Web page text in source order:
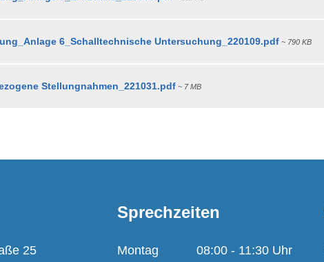
6_Schalltechnische Untersuchung_220109.pdf ~ 790 KB
Stellungnahmen_221031.pdf ~ 7 MB
25
Sprechzeiten
Montag 08:00 - 11:30 Uhr